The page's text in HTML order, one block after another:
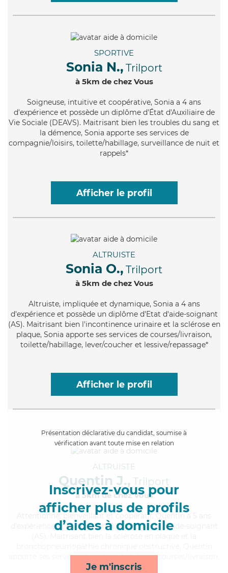
SPORTIVE
Sonia N., Trilport
à 5km de chez Vous
Soigneuse, intuitive et coopérative, Sonia a 4 ans
d'expérience et possède un diplôme d'État d'Auxiliaire de
Vie Sociale (DEAVS). Maitrisant bien les troubles du sang et
la démence, Sonia apporte ses services de
compagnie/loisirs, toilette/habillage, surveillance de nuit et
rappels*
Afficher le profil
ALTRUISTE
Sonia O., Trilport
à 5km de chez Vous
Altruiste, impliquée et dynamique, Sonia a 4 ans
d'expérience et possède un diplôme d'Etat d'aide-soignant
(AS). Maitrisant bien l'incontinence urinaire et la sclérose en
plaque, Sonia apporte ses services de courses/livraison,
toilette/habillage, lever/coucher et lessive/repassage*
Afficher le profil
Présentation déclarative du candidat, soumise à
vérification avant toute mise en relation
Inscrivez-vous pour
afficher plus de profils
d’aides à domicile
Je m'inscris
ALTRUISTE
Quentin J., Trilport
à 5km de chez Vous
, bienveillant et coopératif, Quentin a 5 ans
d'expérience et possède un diplôme d'Etat d'aide-soignant
apporte ses services de toilette/habillage, courses/livraison,
rappels et ménage*